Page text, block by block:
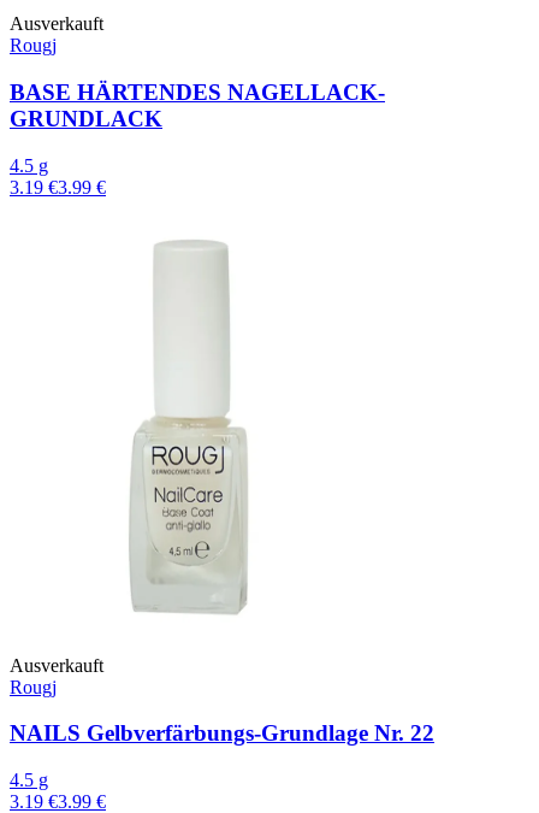
Ausverkauft
Rougj
BASE HÄRTENDES NAGELLACK-
GRUNDLACK
4.5 g
3.19 €3.99 €
Ausverkauft
Rougj
NAILS Gelbverfärbungs-Grundlage Nr. 22
4.5 g
3.19 €3.99 €